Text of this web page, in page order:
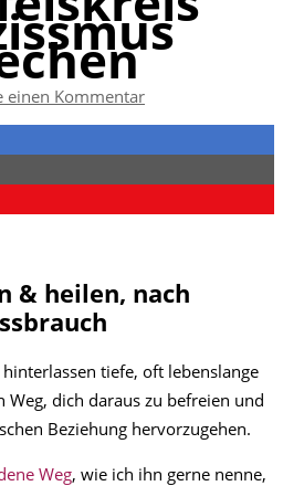
einen Kommentar
& heilen, nach
tiefe, oft lebenslange
Weg, dich daraus zu befreien und
Beziehung hervorzugehen.
Weg, wie ich ihn gerne nenne,